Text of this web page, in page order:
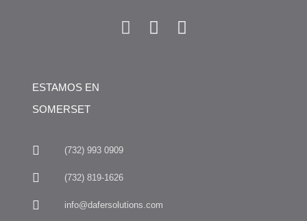
ESTAMOS EN
SOMERSET
(732) 993 0909
(732) 819-1626
info@dafersolutions.com